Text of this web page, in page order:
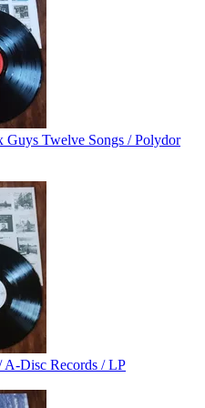
Guys Twelve Songs / Polydor
A-Disc Records / LP